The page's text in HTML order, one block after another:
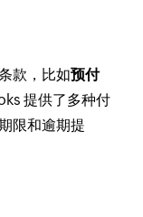
款，比如预付
提供了多种付
限和逾期提